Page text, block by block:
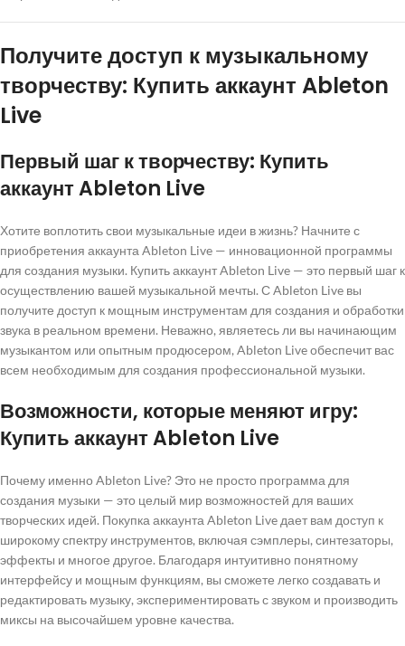
Получите доступ к музыкальному
творчеству: Купить аккаунт Ableton
Live
Первый шаг к творчеству: Купить
аккаунт Ableton Live
Хотите воплотить свои музыкальные идеи в жизнь? Начните с
приобретения аккаунта Ableton Live — инновационной программы
для создания музыки. Купить аккаунт Ableton Live — это первый шаг к
осуществлению вашей музыкальной мечты. С Ableton Live вы
получите доступ к мощным инструментам для создания и обработки
звука в реальном времени. Неважно, являетесь ли вы начинающим
музыкантом или опытным продюсером, Ableton Live обеспечит вас
всем необходимым для создания профессиональной музыки.
Возможности, которые меняют игру:
Купить аккаунт Ableton Live
Почему именно Ableton Live? Это не просто программа для
создания музыки — это целый мир возможностей для ваших
творческих идей. Покупка аккаунта Ableton Live дает вам доступ к
широкому спектру инструментов, включая сэмплеры, синтезаторы,
эффекты и многое другое. Благодаря интуитивно понятному
интерфейсу и мощным функциям, вы сможете легко создавать и
редактировать музыку, экспериментировать с звуком и производить
миксы на высочайшем уровне качества.